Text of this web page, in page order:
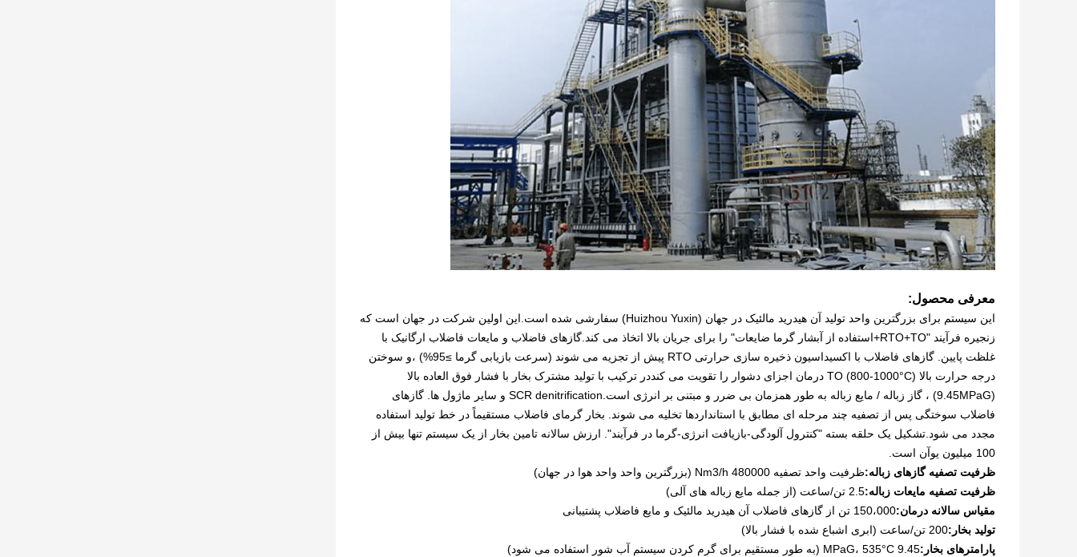
معرفی محصول:
این سیستم برای بزرگترین واحد تولید آن هیدرید مالئیک در جهان (Huizhou Yuxin) سفارشی شده است.این اولین شرکت در جهان است که
زنجیره فرآیند "RTO+TO+استفاده از آبشار گرما ضایعات" را برای جریان بالا اتخاذ می کند.گازهای فاضلاب و مایعات فاضلاب ارگانیک با
غلظت پایین. گازهای فاضلاب با اکسیداسیون ذخیره سازی حرارتی RTO پیش از تجزیه می شوند (سرعت بازیابی گرما ≥95%) ،و سوختن
درجه حرارت بالا TO (800-1000°C) درمان اجزای دشوار را تقویت می کنددر ترکیب با تولید مشترک بخار با فشار فوق العاده بالا
(9.45MPaG) ، گاز زباله / مایع زباله به طور همزمان بی ضرر و مبتنی بر انرژی است.SCR denitrification و سایر ماژول ها. گازهای
فاضلاب سوختگی پس از تصفیه چند مرحله ای مطابق با استانداردها تخلیه می شوند. بخار گرمای فاضلاب مستقیماً در خط تولید استفاده
مجدد می شود.تشکیل یک حلقه بسته "کنترول آلودگی-بازیافت انرژی-گرما در فرآیند". ارزش سالانه تامین بخار از یک سیستم تنها بیش از
100 میلیون یوآن است.
ظرفیت تصفیه گازهای زباله:ظرفیت واحد تصفیه 480000 Nm3/h (بزرگترین واحد واحد هوا در جهان)
ظرفیت تصفیه مایعات زباله:2.5 تن/ساعت (از جمله مایع زباله های آلی)
مقیاس سالانه درمان:150،000 تن از گازهای فاضلاب آن هیدرید مالئیک و مایع فاضلاب پشتیبانی
تولید بخار:200 تن/ساعت (ابری اشباع شده با فشار بالا)
پارامترهای بخار:9.45 MPaG، 535°C (به طور مستقیم برای گرم کردن سیستم آب شور استفاده می شود)